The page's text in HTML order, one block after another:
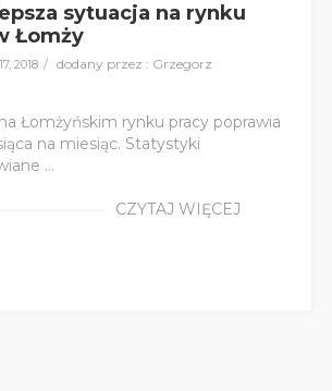
sytuacja na rynku
Łomży
2018 dodany przez : Grzegorz
Łomżyńskim rynku pracy poprawia
na miesiąc. Statystyki
...
CZYTAJ WIĘCEJ